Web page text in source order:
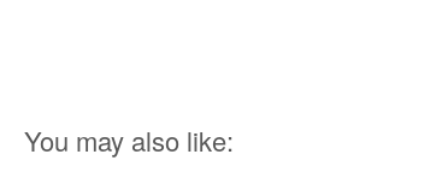
You may also like: